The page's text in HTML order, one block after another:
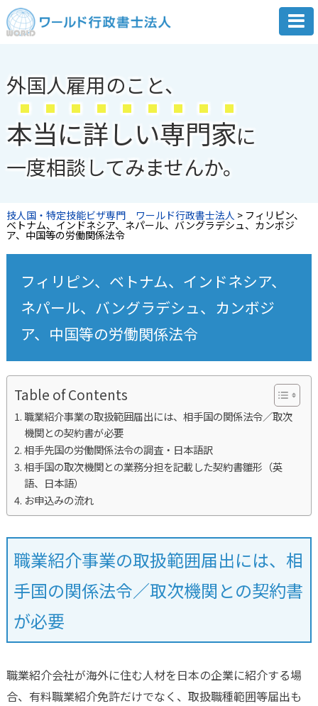
外国人雇用のこと、
本当に詳しい専門家に
一度相談してみませんか。
技人国・特定技能ビザ専門 ワールド行政書士法人 > フィリピン、
ベトナム、インドネシア、ネパール、バングラデシュ、カンボジ
ア、中国等の労働関係法令
フィリピン、ベトナム、インドネシア、
ネパール、バングラデシュ、カンボジ
ア、中国等の労働関係法令
Table of Contents
職業紹介事業の取扱範囲届出には、相手国の関係法令／取次
機関との契約書が必要
相手先国の労働関係法令の調査・日本語訳
相手国の取次機関との業務分担を記載した契約書雛形（英
語、日本語）
お申込みの流れ
職業紹介事業の取扱範囲届出には、相
手国の関係法令／取次機関との契約書
が必要
職業紹介会社が海外に住む人材を日本の企業に紹介する場
合、有料職業紹介免許だけでなく、取扱職種範囲等届出も